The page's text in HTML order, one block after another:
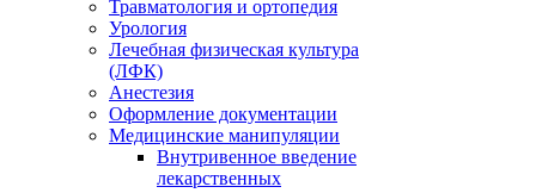
Травматология и ортопедия
Урология
Лечебная физическая культура
(ЛФК)
Анестезия
Оформление документации
Медицинские манипуляции
Внутривенное введение
лекарственных